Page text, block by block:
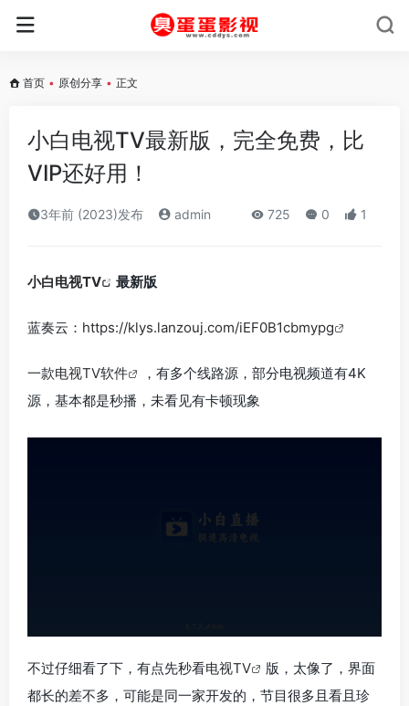
首页 • 原创分享 • 正文
小白电视TV最新版，完全免费，比
VIP还好用！
3年前 (2023)发布 admin 725 0 1
小白电视TV 最新版
蓝奏云： https://klys.lanzouj.com/iEF0B1cbmypg
一款电视TV软件
，有多个线路源，部分电视频道有4K
源，基本都是秒播，未看见有卡顿现象
不过仔细看了下，有点先秒看电视TV
版，太像了，界面
都长的差不多，可能是同一家开发的，节目很多且看且珍